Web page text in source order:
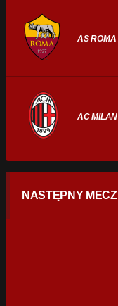
AS ROMA
AC MILAN
0%
NASTĘPNY MECZ